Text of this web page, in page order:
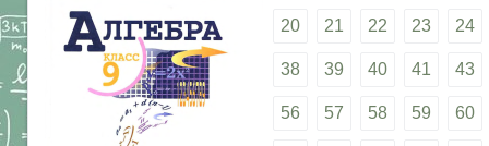
20 21 22 23 24
38 39 40 41 43
56 57 58 59 60